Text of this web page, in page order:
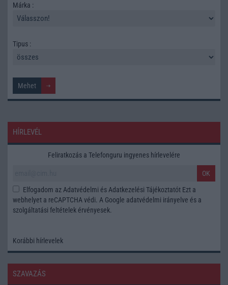
Márka :
Tipus :
HÍRLEVÉL
Feliratkozás a Telefonguru ingyenes hírlevelére
OK
Elfogadom az Adatvédelmi és Adatkezelési Tájékoztatót Ezt a
webhelyet a reCAPTCHA védi. A Google adatvédelmi irányelve és a
szolgáltatási feltételek érvényesek.
Korábbi hírlevelek
SZAVAZÁS